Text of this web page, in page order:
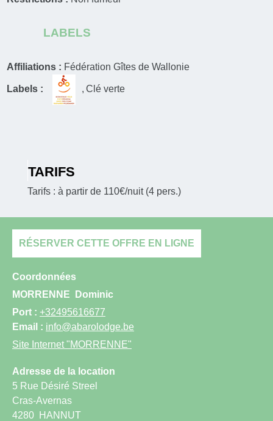
LABELS
Affiliations : Fédération Gîtes de Wallonie
Labels : Clé verte
TARIFS
Tarifs : à partir de 110€/nuit (4 pers.)
RÉSERVER CETTE OFFRE EN LIGNE
Coordonnées
MORRENNE
Dominic
Port : +32495616677
Email : info@abarolodge.be
Site Internet "MORRENNE"
Adresse de la location
5 Rue Désiré Streel
Cras-Avernas
4280
HANNUT